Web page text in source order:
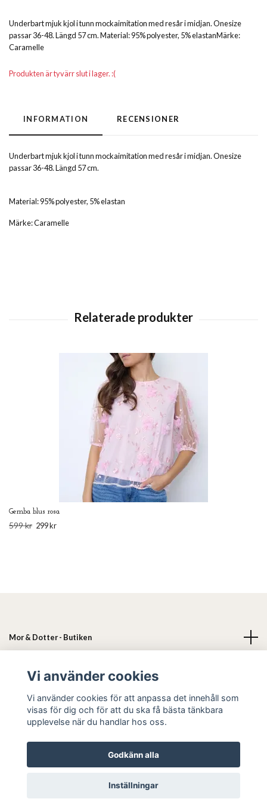
Underbart mjuk kjol i tunn mockaimitation med resår i midjan. Onesize
passar 36-48. Längd 57 cm. Material: 95% polyester, 5% elastanMärke:
Caramelle
Produkten är tyvärr slut i lager. :(
INFORMATION RECENSIONER
Underbart mjuk kjol i tunn mockaimitation med resår i midjan. Onesize
passar 36-48. Längd 57 cm.
Material: 95% polyester, 5% elastan
Märke: Caramelle
Gemba blus rosa
599 kr 299 kr
Mor & Dotter - Butiken
Läs mer
Sociala medier
© 2026 Mor & Dotter
Vi använder cookies
Vi använder cookies för att anpassa det innehåll som
visas för dig och för att du ska få bästa tänkbara
upplevelse när du handlar hos oss.
Godkänn alla
Inställningar